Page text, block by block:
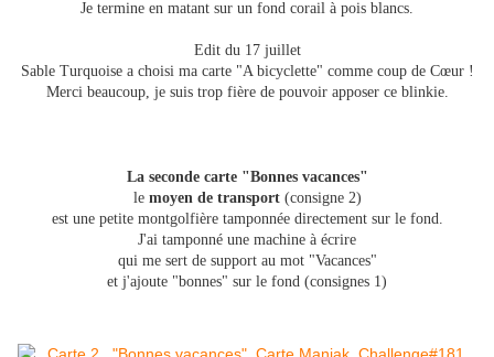
Je termine en matant sur un fond corail à pois blancs.
Edit du 17 juillet
Sable Turquoise a choisi ma carte "A bicyclette" comme coup de Cœur !
Merci beaucoup, je suis trop fière de pouvoir apposer ce blinkie.
La seconde carte "Bonnes vacances"
le moyen de transport(consigne 2)
est une petite montgolfière tamponnée directement sur le fond.
J'ai tamponné une machine à écrire
qui me sert de support au mot "Vacances"
et j'ajoute "bonnes" sur le fond (consignes 1)